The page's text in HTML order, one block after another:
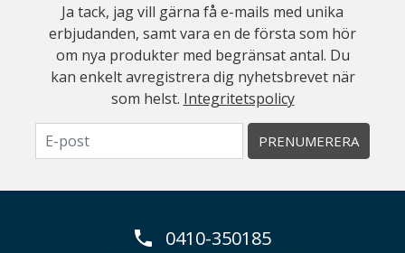
Ja tack, jag vill gärna få e-mails med unika
erbjudanden, samt vara en de första som hör
om nya produkter med begränsat antal. Du
kan enkelt avregistrera dig nyhetsbrevet när
som helst. Integritetspolicy
PRENUMERERA
0410-350185